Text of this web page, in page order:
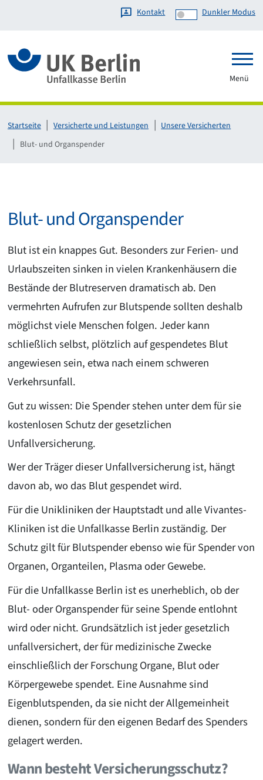
Kontakt Dunkler Modus
Menü
Startseite Versicherte und Leistungen
Unsere Versicherten
Blut- und Organspender
Blut- und Organspender
Blut ist ein knappes Gut. Besonders zur Ferien- und
Urlaubszeiten sinken in vielen Krankenhäusern die
Bestände der Blutreserven dramatisch ab. Den
vermehrten Aufrufen zur Blutspende sollten deshalb
möglichst viele Menschen folgen. Jeder kann
schließlich selbst, plötzlich auf gespendetes Blut
angewiesen sein, etwa nach einem schweren
Verkehrsunfall.
Gut zu wissen: Die Spender stehen unter dem für sie
kostenlosen Schutz der gesetzlichen
Unfallversicherung.
Wer der Träger dieser Unfallversicherung ist, hängt
davon ab, wo das Blut gespendet wird.
Für die Unikliniken der Hauptstadt und alle Vivantes-
Kliniken ist die Unfallkasse Berlin zuständig. Der
Schutz gilt für Blutspender ebenso wie für Spender von
Organen, Organteilen, Plasma oder Gewebe.
Für die Unfallkasse Berlin ist es unerheblich, ob der
Blut- oder Organspender für seine Spende entlohnt
wird oder nicht. Grundsätzlich ist jeder gesetzlich
unfallversichert, der für medizinische Zwecke
einschließlich der Forschung Organe, Blut oder
Körpergewebe spendet. Eine Ausnahme sind
Eigenblutspenden, da sie nicht der Allgemeinheit
dienen, sondern für den eigenen Bedarf des Spenders
gelagert werden.
Wann besteht Versicherungsschutz?